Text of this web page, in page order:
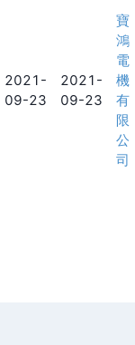
2021-
09-23
2021-
09-23
寶
鴻
電
機
有
限
公
司